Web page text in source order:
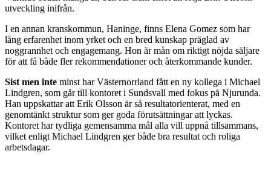
utveckling inifrån.
I en annan kranskommun, Haninge, finns Elena Gomez som har
lång erfarenhet inom yrket och en bred kunskap präglad av
noggrannhet och engagemang. Hon är mån om riktigt nöjda säljare
för att få både fler rekommendationer och återkommande kunder.
Sist men inte minst har Västernorrland fått en ny kollega i Michael
Lindgren, som går till kontoret i Sundsvall med fokus på Njurunda.
Han uppskattar att Erik Olsson är så resultatorienterat, med en
genomtänkt struktur som ger goda förutsättningar att lyckas.
Kontoret har tydliga gemensamma mål alla vill uppnå tillsammans,
vilket enligt Michael Lindgren ger både bra resultat och roliga
arbetsdagar.